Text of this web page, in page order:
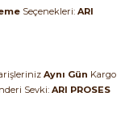
Seçenekleri: ARI
Aynı Gün Kargo
Sevki: ARI PROSES